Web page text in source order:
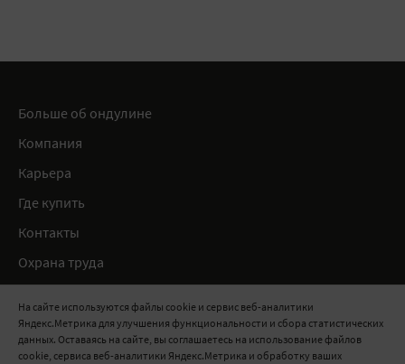
На сайте используются файлы cookie и сервис веб-аналитики
Яндекс.Метрика для улучшения функциональности и сбора статистических
данных. Оставаясь на сайте, вы соглашаетесь на использование файлов
cookie, сервиса веб-аналитики Яндекс.Метрика и обработку ваших
8 800 100 11 11
Больше об ондулине
Компания
Карьера
Где купить
Контакты
Охрана труда